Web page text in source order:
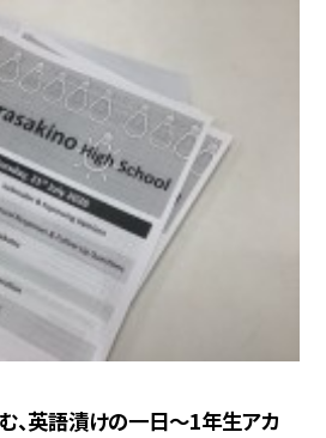
、英語漬けの一日～1年生アカ